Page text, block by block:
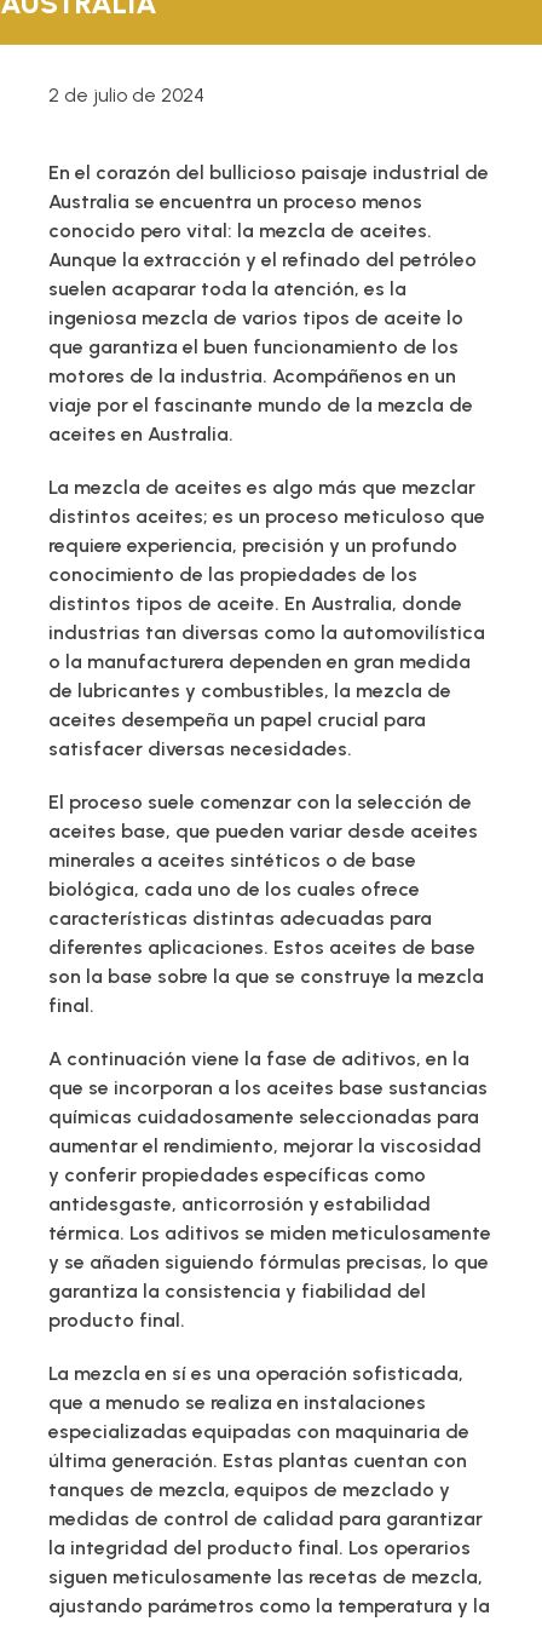
BLOG
2 de julio de 2024
En el corazón del bullicioso paisaje industrial de
Australia se encuentra un proceso menos
conocido pero vital: la mezcla de aceites.
Aunque la extracción y el refinado del petróleo
suelen acaparar toda la atención, es la
ingeniosa mezcla de varios tipos de aceite lo
que garantiza el buen funcionamiento de los
motores de la industria. Acompáñenos en un
viaje por el fascinante mundo de la mezcla de
aceites en Australia.
La mezcla de aceites es algo más que mezclar
distintos aceites; es un proceso meticuloso que
requiere experiencia, precisión y un profundo
conocimiento de las propiedades de los
distintos tipos de aceite. En Australia, donde
industrias tan diversas como la automovilística
o la manufacturera dependen en gran medida
de lubricantes y combustibles, la mezcla de
aceites desempeña un papel crucial para
satisfacer diversas necesidades.
El proceso suele comenzar con la selección de
aceites base, que pueden variar desde aceites
minerales a aceites sintéticos o de base
biológica, cada uno de los cuales ofrece
características distintas adecuadas para
diferentes aplicaciones. Estos aceites de base
son la base sobre la que se construye la mezcla
final.
A continuación viene la fase de aditivos, en la
que se incorporan a los aceites base sustancias
químicas cuidadosamente seleccionadas para
aumentar el rendimiento, mejorar la viscosidad
y conferir propiedades específicas como
antidesgaste, anticorrosión y estabilidad
térmica. Los aditivos se miden meticulosamente
y se añaden siguiendo fórmulas precisas, lo que
garantiza la consistencia y fiabilidad del
producto final.
La mezcla en sí es una operación sofisticada,
que a menudo se realiza en instalaciones
especializadas equipadas con maquinaria de
última generación. Estas plantas cuentan con
tanques de mezcla, equipos de mezclado y
medidas de control de calidad para garantizar
la integridad del producto final. Los operarios
siguen meticulosamente las recetas de mezcla,
ajustando parámetros como la temperatura y la